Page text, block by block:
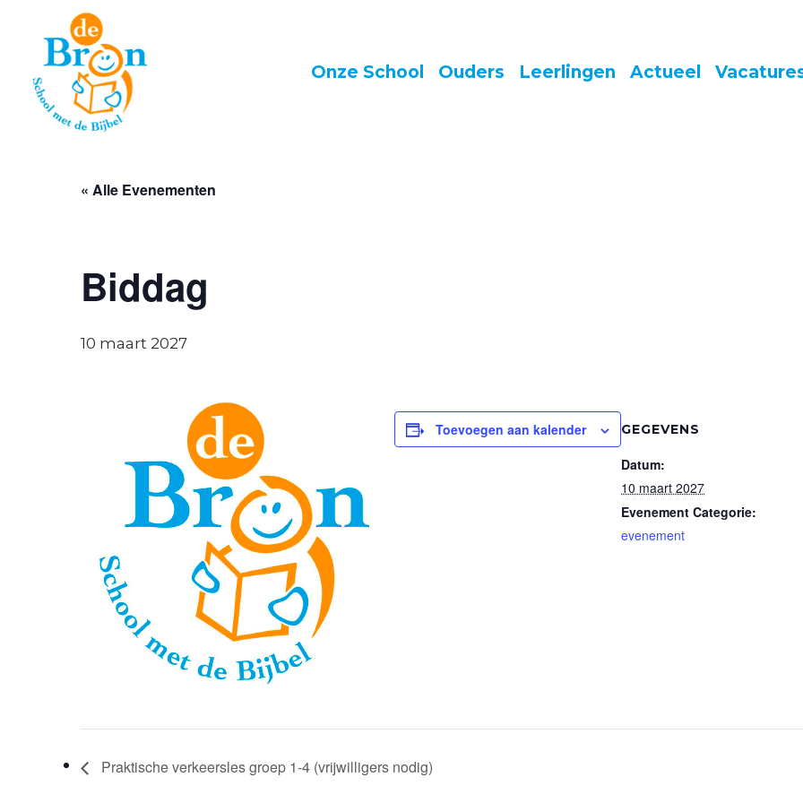
content
Onze School Ouders Leerlingen Actueel
« Alle Evenementen
Biddag
10 maart 2027
Toevoegen aan kalender GEGEVENS
Datum:
10 maart 2027
Evenement Categorie:
evenement
Praktische verkeersles groep 1-4 (vrijwilligers nodig)